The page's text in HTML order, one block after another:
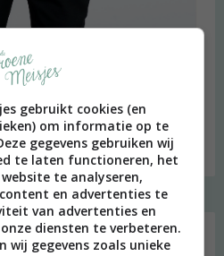
mee in mijn persoonlijke
en meer bewuste leefstijl.
gebruikt cookies (en
om informatie op te
gegevens gebruiken wij
te laten functioneren, het
te analyseren,
en advertenties te
van advertenties en
diensten te verbeteren.
wij gegevens zoals unieke